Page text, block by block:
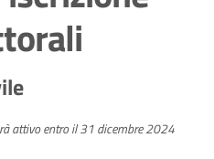
attivo entro il 31 dicembre 2024